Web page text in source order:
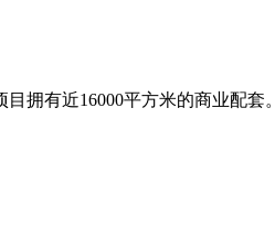
拥有近16000平方米的商业配套。